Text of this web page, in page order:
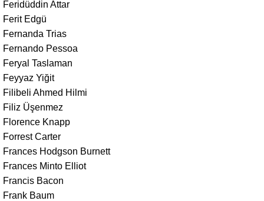
Feridüddin Attar
Ferit Edgü
Fernanda Trias
Fernando Pessoa
Feryal Taslaman
Feyyaz Yiğit
Filibeli Ahmed Hilmi
Filiz Üşenmez
Florence Knapp
Forrest Carter
Frances Hodgson Burnett
Frances Minto Elliot
Francis Bacon
Frank Baum